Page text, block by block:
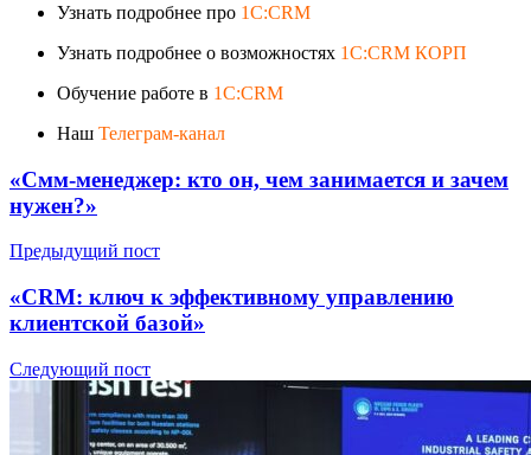
Узнать подробнее про 1C:CRM
Узнать подробнее о возможностях 1C:CRM КОРП
Обучение работе в 1C:CRM
Наш Телеграм-канал
«Смм-менеджер: кто он, чем занимается и зачем
нужен?»
Предыдущий пост
«CRM: ключ к эффективному управлению
клиентской базой»
Следующий пост